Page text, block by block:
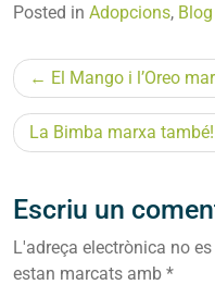
Posted in Adopcions, Blog
Navegació
d'entrades
El Mango i l’Oreo
La Bimba marxa també!
Escriu un
L'adreça electrònica no
estan marcats amb *